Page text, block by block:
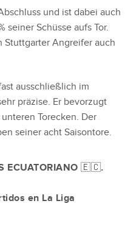
und ist dabei auch
seiner Schüsse aufs Tor.
Stuttgarter Angreifer auch
ausschließlich im
präzise. Er bevorzugt
Torecken. Der
seiner acht Saisontore.
ECUATORIANO 🇪🇨.
en La Liga